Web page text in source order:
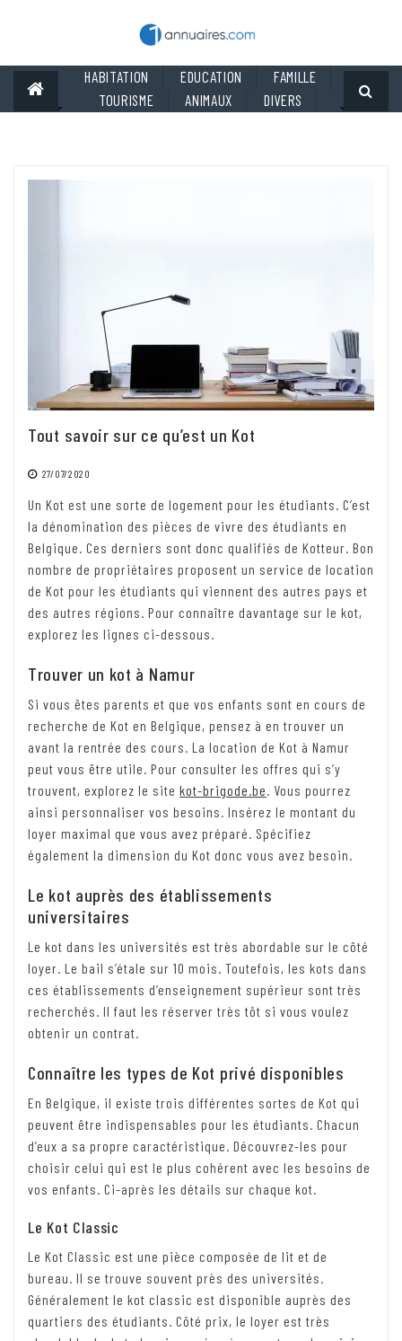
HABITATION EDUCATION
FAMILLE
TOURISME
ANIMAUX DIVERS
Tout savoir sur ce qu’est un Kot
27/07/2020
Un Kot est une sorte de logement pour les étudiants. C’est
la dénomination des pièces de vivre des étudiants en
Belgique. Ces derniers sont donc qualifiés de Kotteur. Bon
nombre de propriétaires proposent un service de location
de Kot pour les étudiants qui viennent des autres pays et
des autres régions. Pour connaître davantage sur le kot,
explorez les lignes ci-dessous.
Trouver un kot à Namur
Si vous êtes parents et que vos enfants sont en cours de
recherche de Kot en Belgique, pensez à en trouver un
avant la rentrée des cours. La location de Kot à Namur
peut vous être utile. Pour consulter les offres qui s’y
trouvent, explorez le site kot-brigode.be. Vous pourrez
ainsi personnaliser vos besoins. Insérez le montant du
loyer maximal que vous avez préparé. Spécifiez
également la dimension du Kot donc vous avez besoin.
Le kot auprès des établissements
universitaires
Le kot dans les universités est très abordable sur le côté
loyer. Le bail s’étale sur 10 mois. Toutefois, les kots dans
ces établissements d’enseignement supérieur sont très
recherchés. Il faut les réserver très tôt si vous voulez
obtenir un contrat.
Connaître les types de Kot privé disponibles
En Belgique, il existe trois différentes sortes de Kot qui
peuvent être indispensables pour les étudiants. Chacun
d’eux a sa propre caractéristique. Découvrez-les pour
choisir celui qui est le plus cohérent avec les besoins de
vos enfants. Ci-après les détails sur chaque kot.
Le Kot Classic
Le Kot Classic est une pièce composée de lit et de
bureau. Il se trouve souvent près des universités.
Généralement le kot classic est disponible auprès des
quartiers des étudiants. Côté prix, le loyer est très